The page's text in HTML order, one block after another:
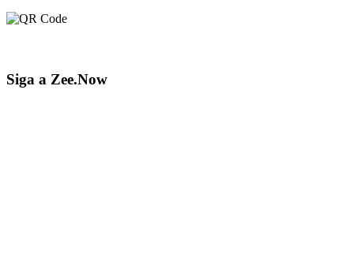
Siga a Zee.Now